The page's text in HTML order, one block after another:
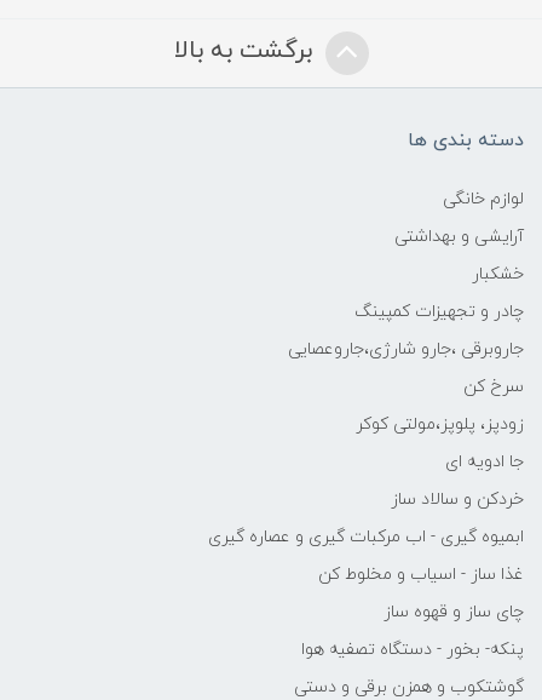
برگشت به بالا
دسته بندی ها
لوازم خانگی
آرایشی و بهداشتی
خشکبار
چادر و تجهیزات کمپینگ
جاروبرقی ،جارو شارژی،جاروعصایی
سرخ کن
زودپز، پلوپز،مولتی کوکر
جا ادویه ای
خردکن و سالاد ساز
ابمیوه گیری - اب مرکبات گیری و عصاره گیری
غذا ساز - اسیاب و مخلوط کن
چای ساز و قهوه ساز
پنکه- بخور - دستگاه تصفیه هوا
گوشتکوب و همزن برقی و دستی